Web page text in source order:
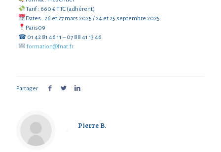
Tarif : 660 € TTC (adhérent)
Dates : 26 et 27 mars 2025 / 24 et 25 septembre 2025
Paris09
☎ 01 42 81 46 11 – 07 88 41 13 46
formation@fnat.fr
Partager
Pierre B.